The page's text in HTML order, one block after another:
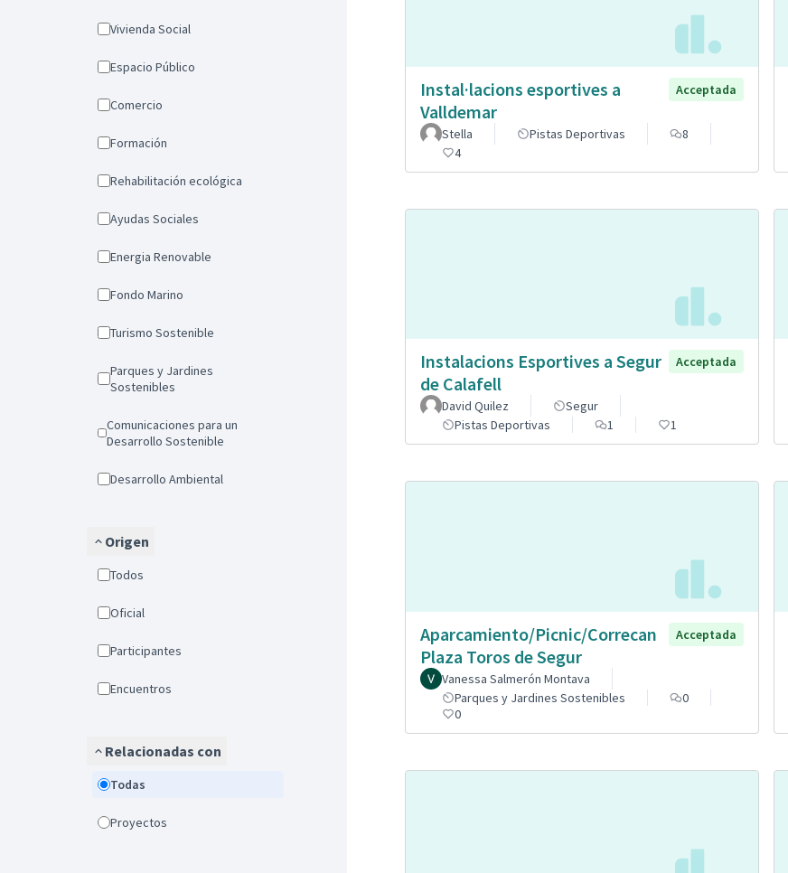
Vivienda Social
Espacio Público
Comercio
Formación
Rehabilitación ecológica
Ayudas Sociales
Energia Renovable
Fondo Marino
Turismo Sostenible
Parques y Jardines
Sostenibles
Comunicaciones para un
Desarrollo Sostenible
Desarrollo Ambiental
Origen
Todos
Oficial
Participantes
Encuentros
Relacionadas con
Todas
Proyectos
Instal·lacions esportives a
Valldemar
Acceptada
Stella Pistas Deportivas
8
4
Instalacions Esportives a Segur
de Calafell
Acceptada
David Quilez
Segur
Pistas Deportivas
1 1
Aparcamiento/Picnic/Correcan
Plaza Toros de Segur
Acceptada
Vanessa Salmerón Montava
Parques y Jardines Sostenibles
0
0